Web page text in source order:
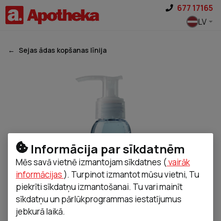
677 17165
LV
Sejas ādas kopšanas līnija
Informācija par sīkdatnēm
Mēs savā vietnē izmantojam sīkdatnes (vairāk
informācijas ). Turpinot izmantot mūsu vietni, Tu
piekrīti sīkdatņu izmantošanai. Tu vari mainīt
sīkdatņu un pārlūkprogrammas iestatījumus
jebkurā laikā.